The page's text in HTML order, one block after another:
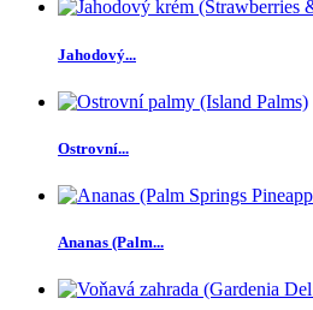
Jahodový...
Ostrovní...
Ananas (Palm...